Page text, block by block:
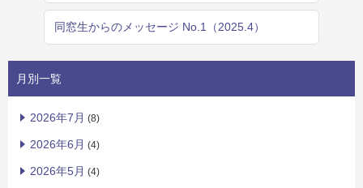
同窓生からのメッセージ No.1（2025.4）
月別一覧
2026年7月 (8)
2026年6月 (4)
2026年5月 (4)